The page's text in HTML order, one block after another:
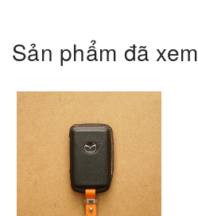
Sản phẩm đã xem